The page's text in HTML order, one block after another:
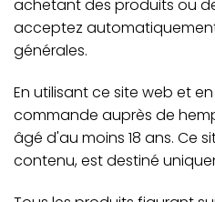
achetant des produits ou
acceptez
générales.
En utilisant ce site web et
commande auprès de
âgé d'au moins 18 ans. Ce
contenu, est destiné